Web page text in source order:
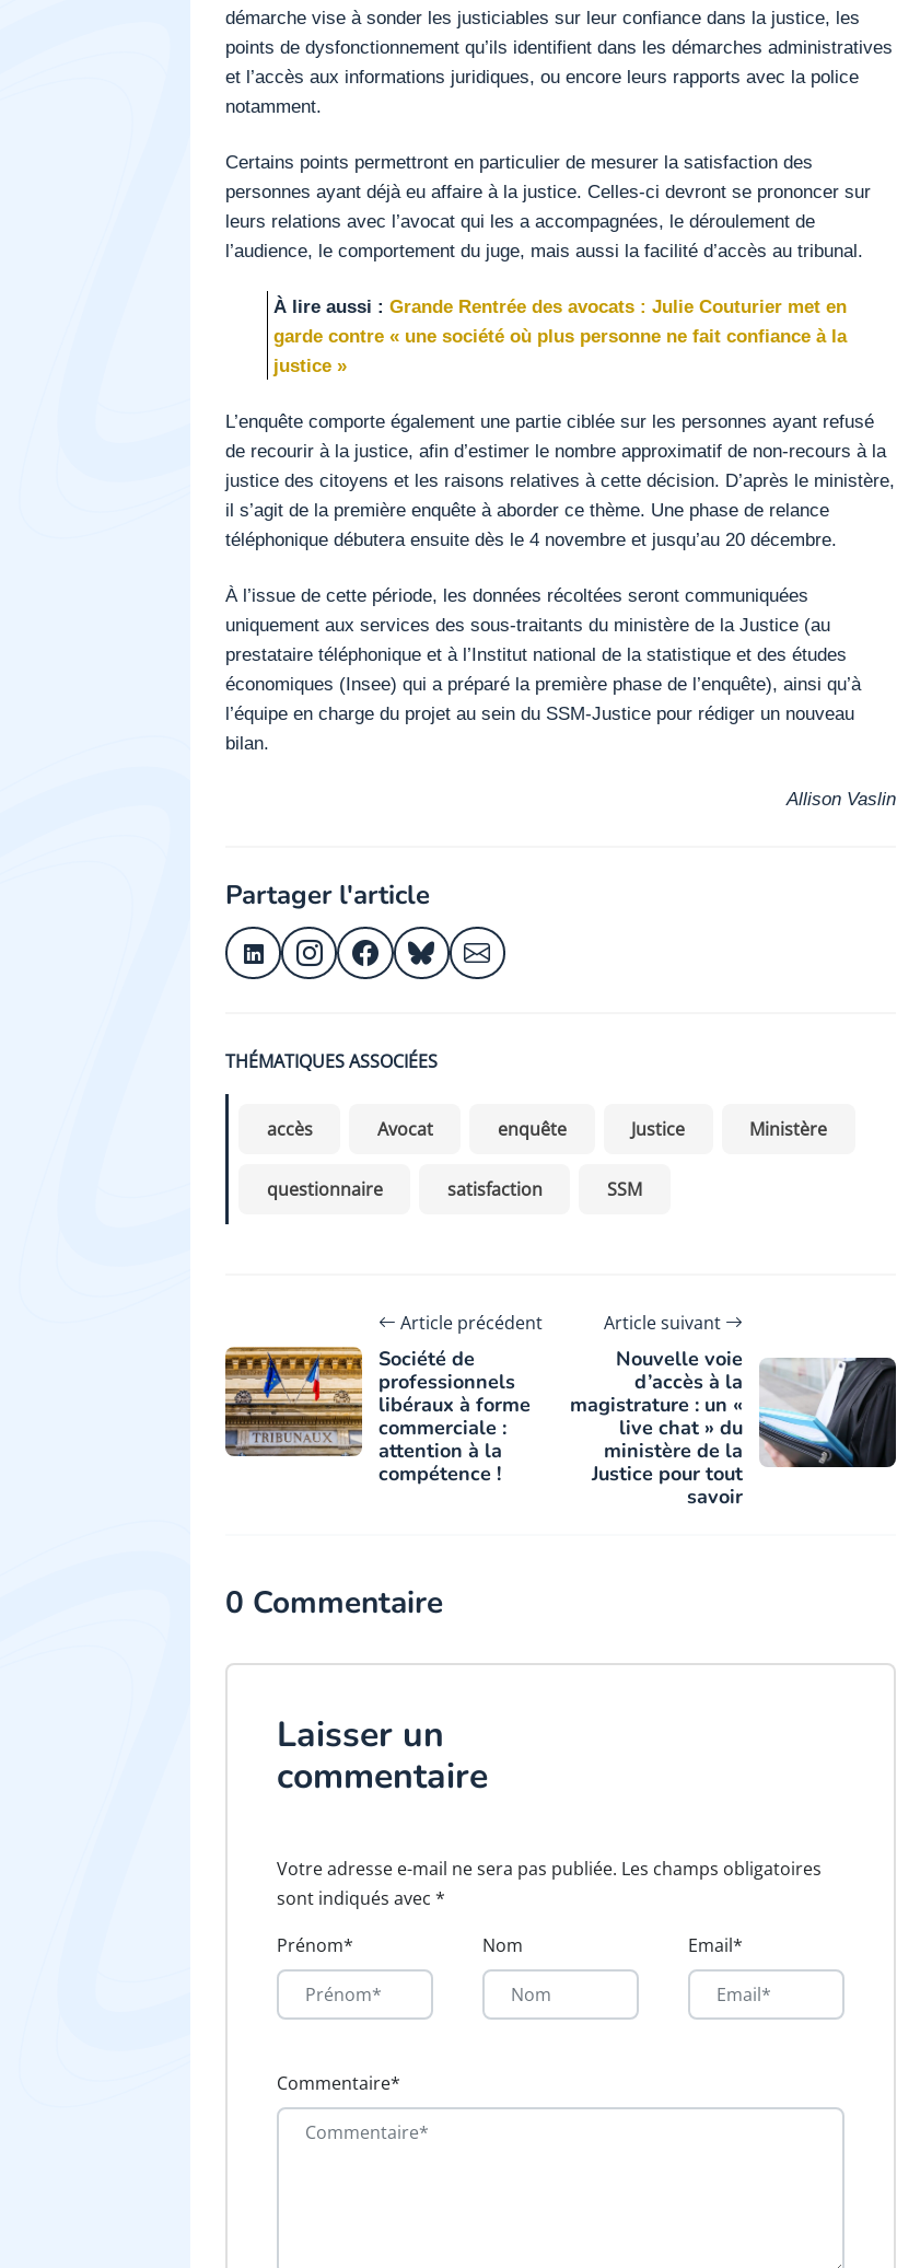
démarche vise à sonder les justiciables sur leur confiance dans la justice, les
points de dysfonctionnement qu’ils identifient dans les démarches administratives
et l’accès aux informations juridiques, ou encore leurs rapports avec la police
notamment.
Certains points permettront en particulier de mesurer la satisfaction des
personnes ayant déjà eu affaire à la justice. Celles-ci devront se prononcer sur
leurs relations avec l’avocat qui les a accompagnées, le déroulement de
l’audience, le comportement du juge, mais aussi la facilité d’accès au tribunal.
À lire aussi :Grande Rentrée des avocats : Julie Couturier met en
garde contre « une société où plus personne ne fait confiance à la
justice »
L’enquête comporte également une partie ciblée sur les personnes ayant refusé
de recourir à la justice, afin d’estimer le nombre approximatif de non-recours à la
justice des citoyens et les raisons relatives à cette décision. D’après le ministère,
il s’agit de la première enquête à aborder ce thème. Une phase de relance
téléphonique débutera ensuite dès le 4 novembre et jusqu’au 20 décembre.
À l’issue de cette période, les données récoltées seront communiquées
uniquement aux services des sous-traitants du ministère de la Justice (au
prestataire téléphonique et à l’Institut national de la statistique et des études
économiques (Insee) qui a préparé la première phase de l’enquête), ainsi qu’à
l’équipe en charge du projet au sein du SSM-Justice pour rédiger un nouveau
bilan.
Allison Vaslin
Partager l'article
THÉMATIQUES ASSOCIÉES
accès Avocat enquête Justice Ministère
questionnaire satisfaction SSM
Article précédent
Société de
professionnels
libéraux à forme
commerciale :
attention à la
compétence !
Article suivant
Nouvelle voie
d’accès à la
magistrature : un «
live chat » du
ministère de la
Justice pour tout
savoir
0 Commentaire
Laisser un
commentaire
Votre adresse e-mail ne sera pas publiée. Les champs obligatoires
sont indiqués avec *
Prénom*
Nom Email*
Commentaire*